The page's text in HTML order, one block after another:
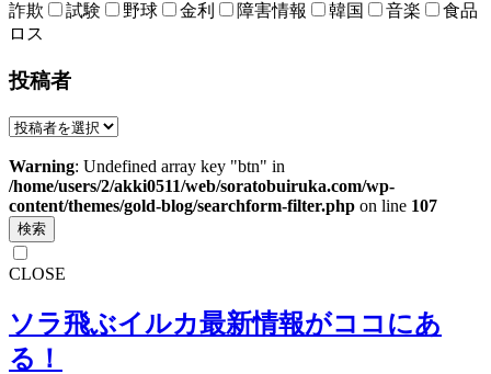
詐欺
試験 野球 金利 障害情報 韓国 音楽
食品
ロス
投稿者
Warning: Undefined array key "btn" in
/home/users/2/akki0511/web/soratobuiruka.com/wp-
content/themes/gold-blog/searchform-filter.php on line 107
検索
CLOSE
ソラ飛ぶイルカ最新情報がココにあ
る！